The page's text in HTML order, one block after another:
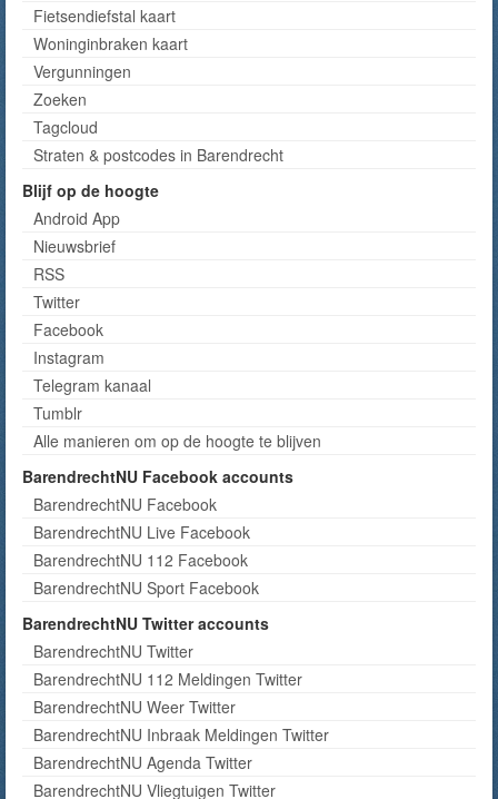
Fietsendiefstal kaart
Woninginbraken kaart
Vergunningen
Zoeken
Tagcloud
Straten & postcodes in Barendrecht
Blijf op de hoogte
Android App
Nieuwsbrief
RSS
Twitter
Facebook
Instagram
Telegram kanaal
Tumblr
Alle manieren om op de hoogte te blijven
BarendrechtNU Facebook accounts
BarendrechtNU Facebook
BarendrechtNU Live Facebook
BarendrechtNU 112 Facebook
BarendrechtNU Sport Facebook
BarendrechtNU Twitter accounts
BarendrechtNU Twitter
BarendrechtNU 112 Meldingen Twitter
BarendrechtNU Weer Twitter
BarendrechtNU Inbraak Meldingen Twitter
BarendrechtNU Agenda Twitter
BarendrechtNU Vliegtuigen Twitter